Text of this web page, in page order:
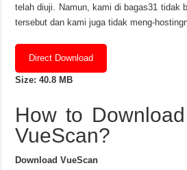
telah diuji. Namun, kami di bagas31 tidak
tersebut dan kami juga tidak meng-
Direct Download
Size: 40.8 MB
How to
VueScan?
Download VueScan